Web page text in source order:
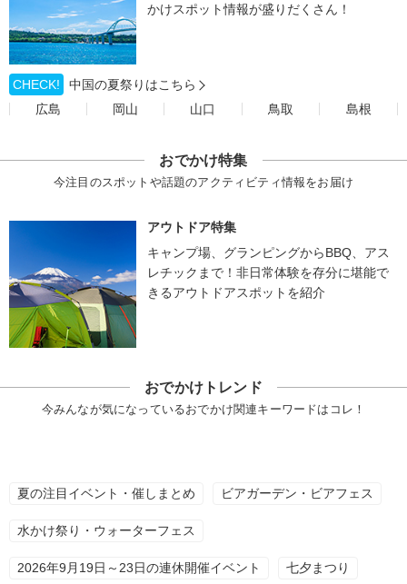
かけスポット情報が盛りだくさん！
CHECK!
中国の夏祭りはこちら
広島
岡山 山口 鳥取 島根
おでかけ特集
今注目のスポットや話題のアクティビティ情報をお届け
アウトドア特集
キャンプ場、グランピングからBBQ、アス
レチックまで！非日常体験を存分に堪能で
きるアウトドアスポットを紹介
おでかけトレンド
今みんなが気になっているおでかけ関連キーワードはコレ！
夏の注目イベント・催しまとめ ビアガーデン・ビアフェス
水かけ祭り・ウォーターフェス
2026年9月19日～23日の連休開催イベント 七夕まつり